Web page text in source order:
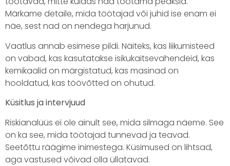
Märkame detaile, mida töötajad või juhid ise enam ei
näe, sest nad on nendega harjunud.
Vaatlus annab esimese pildi. Näiteks, kas liikumisteed
on vabad, kas kasutatakse isikukaitsevahendeid, kas
kemikaalid on märgistatud, kas masinad on
hooldatud, kas töövõtted on ohutud.
Küsitlus ja intervjuud
Riskianalüüs ei ole ainult see, mida silmaga näeme. See
on ka see, mida töötajad tunnevad ja teavad.
Seetõttu räägime inimestega. Küsimused on lihtsad,
aga vastused võivad olla üllatavad.